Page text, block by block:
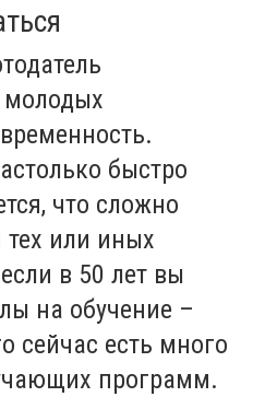
молодых
быстро
что сложно
тех или иных
в 50 лет вы
на обучение –
сейчас есть много
программ.